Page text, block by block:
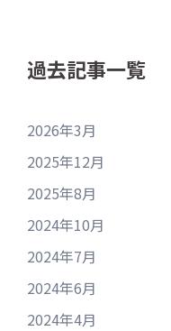
過去記事一覧
2026年3月
2025年12月
2025年8月
2024年10月
2024年7月
2024年6月
2024年4月